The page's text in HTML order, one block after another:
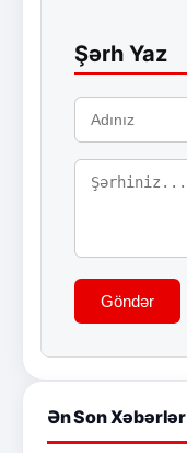
Şərh Yaz
Göndər
Ən Son Xəbərlər